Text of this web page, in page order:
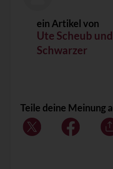
ein Artikel von
Ute Scheub
Schwarzer
Teile deine Meinung